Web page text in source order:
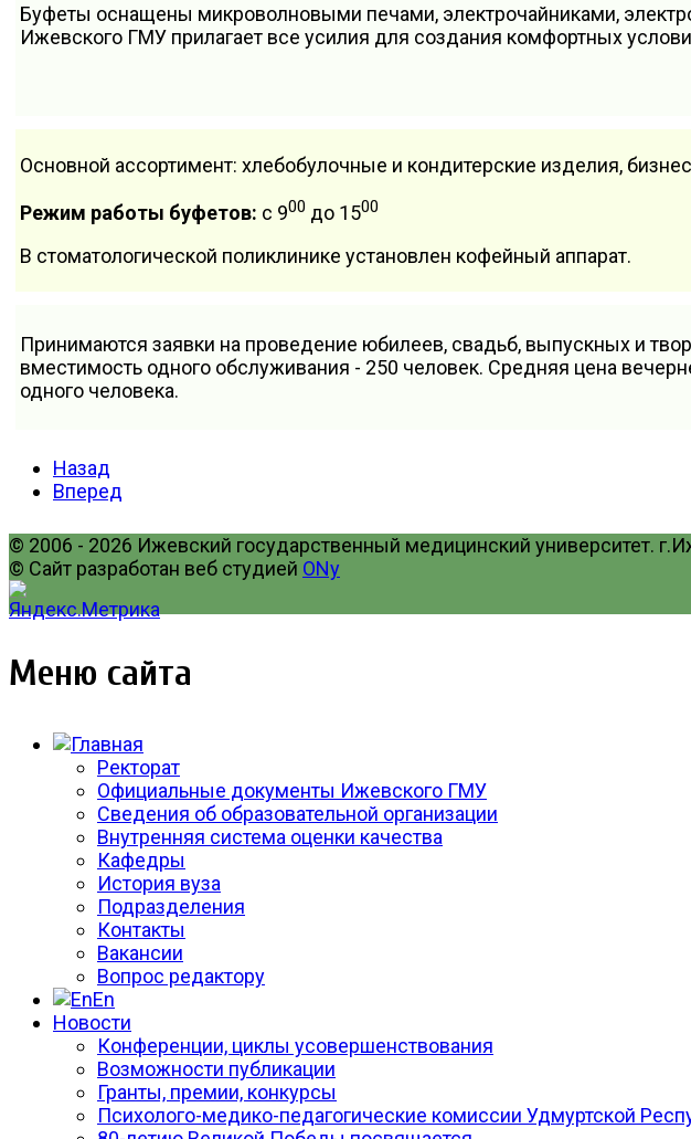
Буфеты оснащены микроволновыми печами, электрочайниками,
Ижевского ГМУ прилагает все усилия для создания комфортных
Основной ассортимент: хлебобулочные и кондитерские изделия,
Режим работы буфетов: с 900 до 1500
В стоматологической поликлинике установлен кофейный аппарат.
Принимаются заявки на проведение юбилеев, свадьб, выпускных и
вместимость одного обслуживания - 250 человек. Средняя цена
одного человека.
Назад
Вперед
© 2006 - 2026 Ижевский государственный медицинский университет.
© Сайт разработан веб студией ONy
Меню сайта
Ректорат
Официальные документы Ижевского ГМУ
Сведения об образовательной организации
Внутренняя система оценки качества
Кафедры
История вуза
Подразделения
Контакты
Вакансии
Вопрос редактору
En
Новости
Конференции, циклы усовершенствования
Возможности публикации
Гранты, премии, конкурсы
Психолого-медико-педагогические комиссии Удмуртской